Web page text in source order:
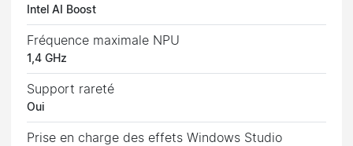
Intel AI Boost
Fréquence maximale NPU
1,4 GHz
Support rareté
Oui
Prise en charge des effets Windows Studio